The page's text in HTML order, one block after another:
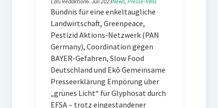
Bündnis für eine enkeltaugliche
Landwirtschaft, Greenpeace,
Pestizid Aktions-Netzwerk (PAN
Germany), Coordination gegen
BAYER-Gefahren, Slow Food
Deutschland und Ekō Gemeinsame
Presseerklärung Empörung über
„grünes Licht“ für Glyphosat durch
EFSA – trotz eingestandener